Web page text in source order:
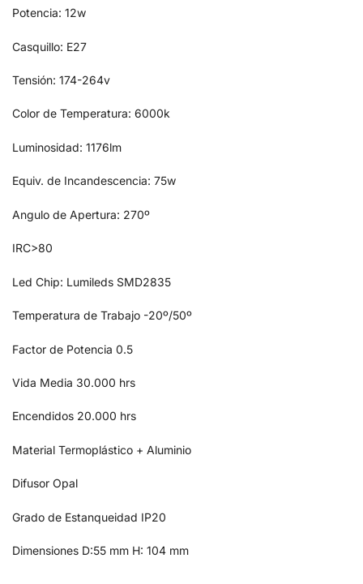
Potencia: 12w
Casquillo: E27
Tensión: 174-264v
Color de Temperatura: 6000k
Luminosidad: 1176lm
Equiv. de Incandescencia: 75w
Angulo de Apertura: 270º
IRC>80
Led Chip: Lumileds SMD2835
Temperatura de Trabajo -20º/50º
Factor de Potencia 0.5
Vida Media 30.000 hrs
Encendidos 20.000 hrs
Material Termoplástico + Aluminio
Difusor Opal
Grado de Estanqueidad IP20
Dimensiones D:55 mm H: 104 mm